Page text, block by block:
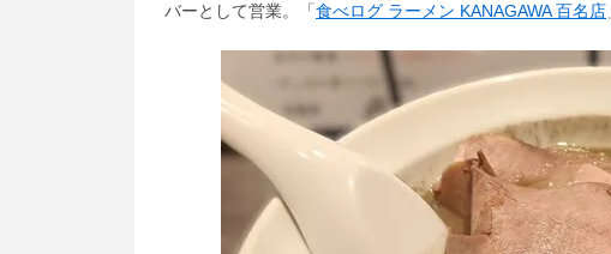
バーとして営業。「食べログ ラーメン KANAGAWA 百名店